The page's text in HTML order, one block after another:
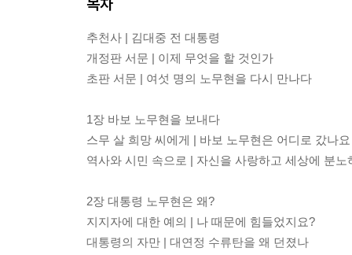
추천사 | 김대중 전 대통령
개정판 서문 | 이제 무엇을 할 것인가
초판 서문 | 여섯 명의 노무현을 다시 만나다
1장 바보 노무현을 보내다
스무 살 희망 씨에게 | 바보 노무현은 어디로 갔나요
역사와 시민 속으로 | 자신을 사랑하고 세상에 분노
2장 대통령 노무현은 왜?
지지자에 대한 예의 | 나 때문에 힘들었지요?
대통령의 자만 | 대연정 수류탄을 왜 던졌나